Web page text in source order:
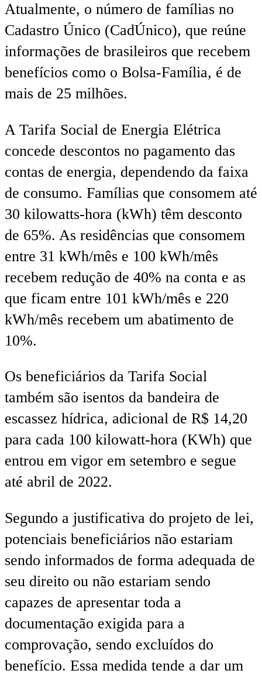
Atualmente, o número de famílias no
Cadastro Único (CadÚnico), que reúne
informações de brasileiros que recebem
benefícios como o Bolsa-Família, é de
mais de 25 milhões.
A Tarifa Social de Energia Elétrica
concede descontos no pagamento das
contas de energia, dependendo da faixa
de consumo. Famílias que consomem até
30 kilowatts-hora (kWh) têm desconto
de 65%. As residências que consomem
entre 31 kWh/mês e 100 kWh/mês
recebem redução de 40% na conta e as
que ficam entre 101 kWh/mês e 220
kWh/mês recebem um abatimento de
10%.
Os beneficiários da Tarifa Social
também são isentos da bandeira de
escassez hídrica, adicional de R$ 14,20
para cada 100 kilowatt-hora (KWh) que
entrou em vigor em setembro e segue
até abril de 2022.
Segundo a justificativa do projeto de lei,
potenciais beneficiários não estariam
sendo informados de forma adequada de
seu direito ou não estariam sendo
capazes de apresentar toda a
documentação exigida para a
comprovação, sendo excluídos do
benefício. Essa medida tende a dar um